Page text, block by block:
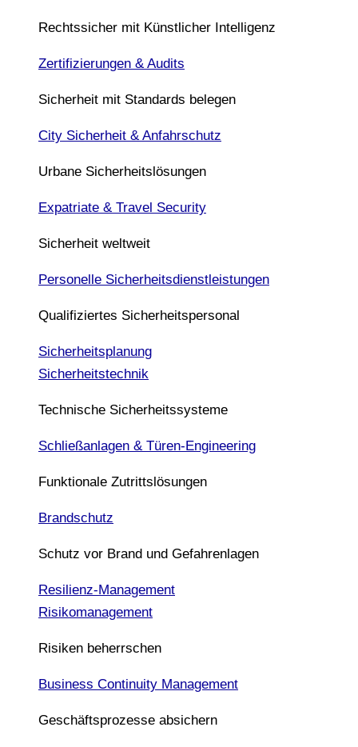
Rechtssicher mit Künstlicher Intelligenz
Zertifizierungen & Audits
Sicherheit mit Standards belegen
City Sicherheit & Anfahrschutz
Urbane Sicherheitslösungen
Expatriate & Travel Security
Sicherheit weltweit
Personelle Sicherheitsdienstleistungen
Qualifiziertes Sicherheitspersonal
Sicherheitsplanung
Sicherheitstechnik
Technische Sicherheitssysteme
Schließanlagen & Türen-Engineering
Funktionale Zutrittslösungen
Brandschutz
Schutz vor Brand und Gefahrenlagen
Resilienz-Management
Risikomanagement
Risiken beherrschen
Business Continuity Management
Geschäftsprozesse absichern